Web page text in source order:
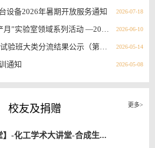
2026-07-18
设备2026年暑期开放服务通知
2026-06-10
化工学院2026年“安全生产月”实验室领域系列活动 —2026年春季学期应急演练暨安全教育培训
2026-05-14
化学工程学院2025级工科试验班大类分流结果公示（第二批）
2026-05-08
通知
更多>
校友及捐赠
】-化工学术大讲堂-合成生...